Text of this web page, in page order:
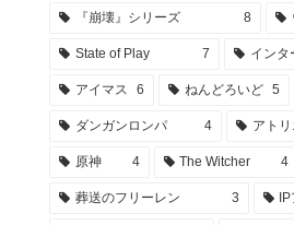
『崩壊』シリーズ 8
State of Play 7 インタ
アイマス 6 ねんどろいど 5
ダンガンロンパ 4 アト
原神 4 The Witcher 4
葬送のフリーレン 3